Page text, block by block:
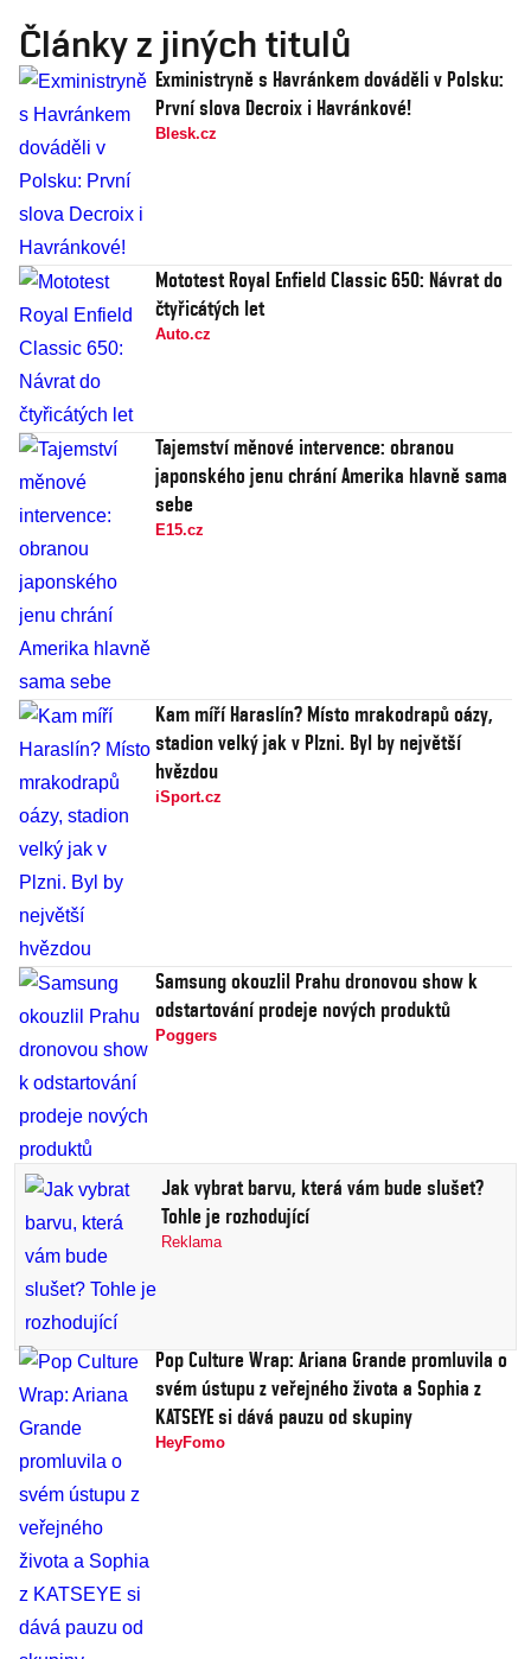
Články z jiných titulů
Exministryně s Havránkem dováděli v Polsku:
První slova Decroix i Havránkové!
Blesk.cz
Mototest Royal Enfield Classic 650: Návrat do
čtyřicátých let
Auto.cz
Tajemství měnové intervence: obranou
japonského jenu chrání Amerika hlavně sama
sebe
E15.cz
Kam míří Haraslín? Místo mrakodrapů oázy,
stadion velký jak v Plzni. Byl by největší
hvězdou
iSport.cz
Samsung okouzlil Prahu dronovou show k
odstartování prodeje nových produktů
Poggers
Jak vybrat barvu, která vám bude slušet?
Tohle je rozhodující
Reklama
Pop Culture Wrap: Ariana Grande promluvila o
svém ústupu z veřejného života a Sophia z
KATSEYE si dává pauzu od skupiny
HeyFomo